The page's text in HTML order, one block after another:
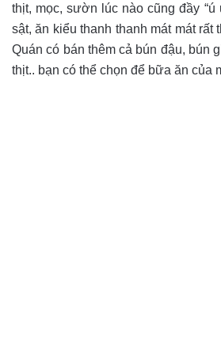
thịt, mọc, sườn lúc nào cũng đầy “ú
sật, ăn kiểu thanh thanh mát mát rất
Quán có bán thêm cả bún đậu, bún
thịt.. bạn có thể chọn để bữa ăn của